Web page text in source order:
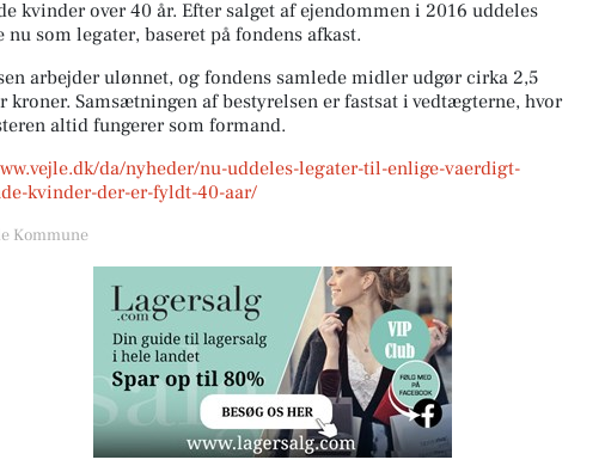
kvinder over 40 år. Efter salget af ejendommen i 2016 uddeles
som legater, baseret på fondens afkast.
arbejder ulønnet, og fondens samlede midler udgør cirka 2,5
Samsætningen af bestyrelsen er fastsat i vedtægterne, hvor
altid fungerer som formand.
da/nyheder/nu-uddeles-legater-til-enlige-vaerdigt-
kvinder-der-er-fyldt-40-aar/
Kommune